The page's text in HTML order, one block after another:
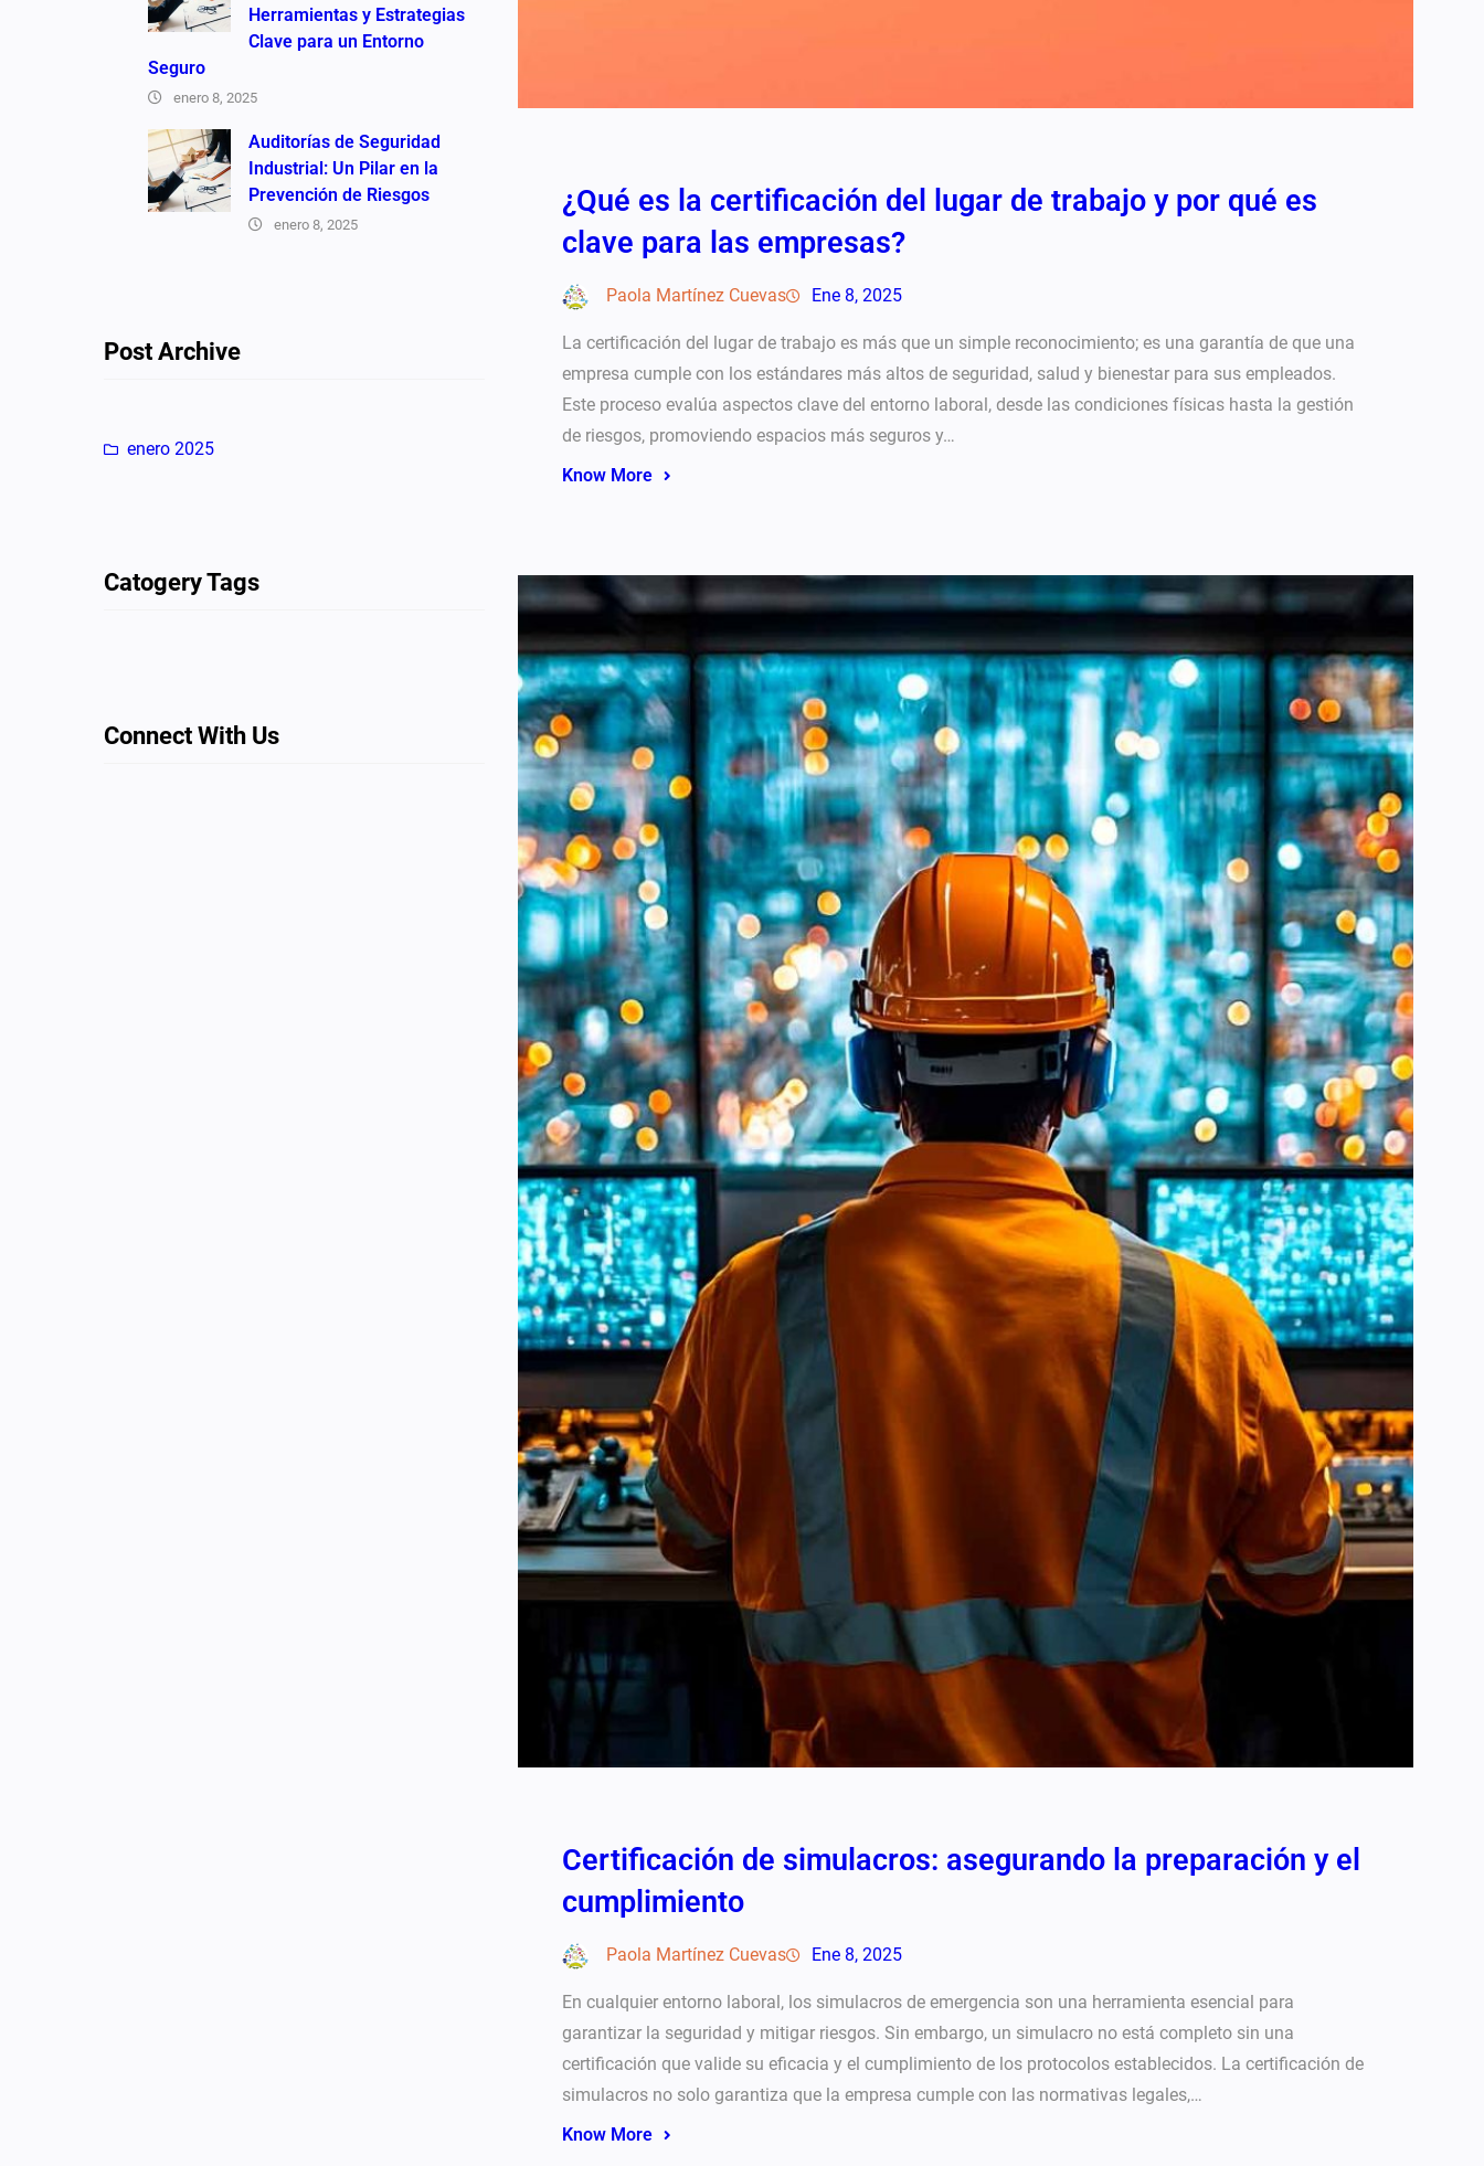
Herramientas y Estrategias
Clave para un Entorno
Seguro
enero 8, 2025
Auditorías de Seguridad
Industrial: Un Pilar en la
Prevención de Riesgos
enero 8, 2025
Post Archive
enero 2025
Catogery Tags
Connect With Us
¿Qué es la certificación del lugar de trabajo y por qué es
clave para las empresas?
Paola Martínez Cuevas Ene 8, 2025
La certificación del lugar de trabajo es más que un simple reconocimiento; es una garantía de que una
empresa cumple con los estándares más altos de seguridad, salud y bienestar para sus empleados.
Este proceso evalúa aspectos clave del entorno laboral, desde las condiciones físicas hasta la gestión
de riesgos, promoviendo espacios más seguros y…
Know More
Certificación de simulacros: asegurando la preparación y el
cumplimiento
Paola Martínez Cuevas Ene 8, 2025
En cualquier entorno laboral, los simulacros de emergencia son una herramienta esencial para
garantizar la seguridad y mitigar riesgos. Sin embargo, un simulacro no está completo sin una
certificación que valide su eficacia y el cumplimiento de los protocolos establecidos. La certificación de
simulacros no solo garantiza que la empresa cumple con las normativas legales,…
Know More